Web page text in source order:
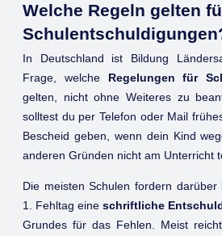
Welche Regeln gelten
In Deutschland ist Bildung
Frage, welche Regelungen für
gelten, nicht ohne Weiteres zu
solltest du per Telefon oder Mail
Bescheid geben, wenn dein Kind
anderen Gründen nicht am Unterricht
Die meisten Schulen fordern
1. Fehltag eine schriftliche
Grundes für das Fehlen. Meist